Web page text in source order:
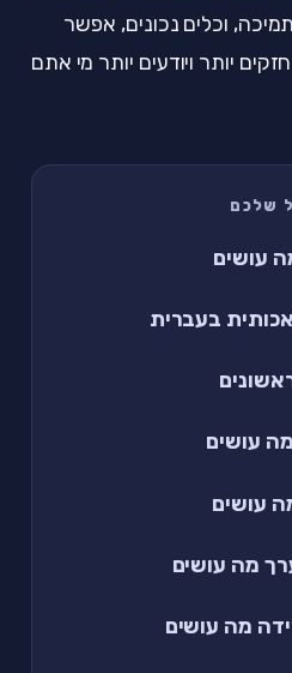
וכלים נכונים, אפשר
יותר ויודעים יותר מי אתם
שלכם
עושים
בעברית
עושים
עושים
מה עושים
מה עושים